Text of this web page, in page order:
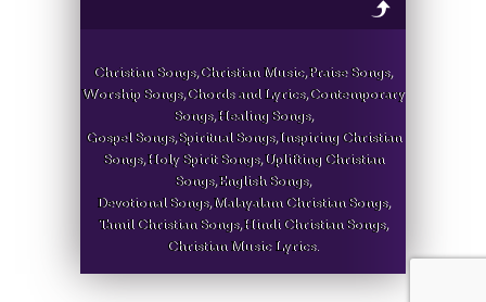
Christian Songs, Christian Music, Praise Songs,
Worship Songs, Chords and Lyrics, Contemporary
Songs, Healing Songs,
Gospel Songs, Spiritual Songs, Inspiring Christian
Songs, Holy Spirit Songs, Uplifting Christian
Songs, English Songs,
Devotional Songs, Malayalam Christian Songs,
Tamil Christian Songs, Hindi Christian Songs,
Christian Music Lyrics.